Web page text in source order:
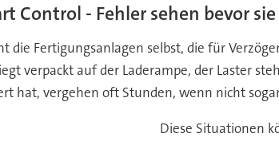
Control - Fehler sehen bevor
die Fertigungsanlagen selbst, die für
verpackt auf der Laderampe, der Laster
hat, vergehen oft Stunden, wenn nicht
Diese Situationen